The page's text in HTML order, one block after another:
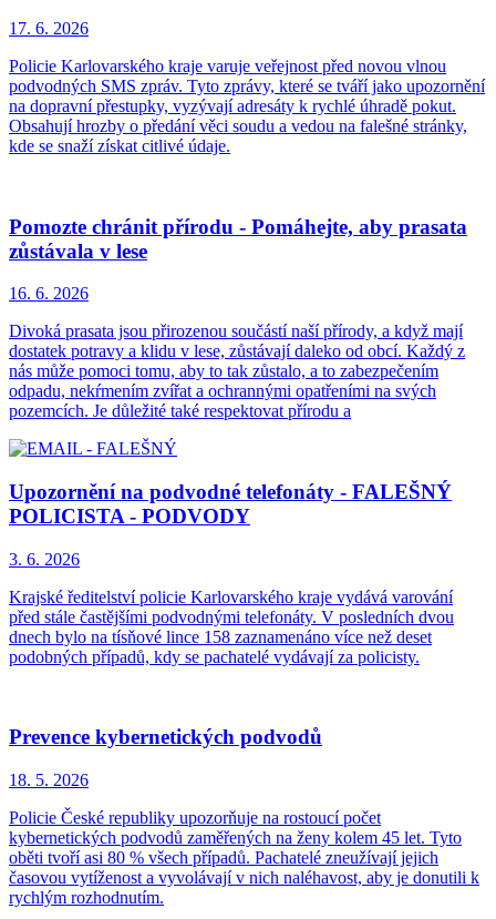
17. 6. 2026
Policie Karlovarského kraje varuje veřejnost před novou vlnou
podvodných SMS zpráv. Tyto zprávy, které se tváří jako upozornění
na dopravní přestupky, vyzývají adresáty k rychlé úhradě pokut.
Obsahují hrozby o předání věci soudu a vedou na falešné stránky,
kde se snaží získat citlivé údaje.
Pomozte chránit přírodu - Pomáhejte, aby prasata
zůstávala v lese
16. 6. 2026
Divoká prasata jsou přirozenou součástí naší přírody, a když mají
dostatek potravy a klidu v lese, zůstávají daleko od obcí. Každý z
nás může pomoci tomu, aby to tak zůstalo, a to zabezpečením
odpadu, nekŕmením zvířat a ochrannými opatřeními na svých
pozemcích. Je důležité také respektovat přírodu a
Upozornění na podvodné telefonáty - FALEŠNÝ
POLICISTA - PODVODY
3. 6. 2026
Krajské ředitelství policie Karlovarského kraje vydává varování
před stále častějšími podvodnými telefonáty. V posledních dvou
dnech bylo na tísňové lince 158 zaznamenáno více než deset
podobných případů, kdy se pachatelé vydávají za policisty.
Prevence kybernetických podvodů
18. 5. 2026
Policie České republiky upozorňuje na rostoucí počet
kybernetických podvodů zaměřených na ženy kolem 45 let. Tyto
oběti tvoří asi 80 % všech případů. Pachatelé zneužívají jejich
časovou vytíženost a vyvolávají v nich naléhavost, aby je donutili k
rychlým rozhodnutím.